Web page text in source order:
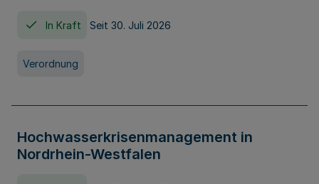
In Kraft Seit 30. Juli 2026
Verordnung
Hochwasserkrisenmanagement in
Nordrhein-Westfalen